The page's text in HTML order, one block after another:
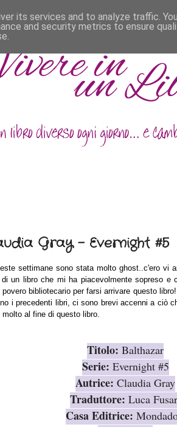
Gray - Evernight #5
settimane sono stata molto ghost..c'ero vi
un libro che mi ha piacevolmente sopreso e
bibliotecario per farsi arrivare questo
i precedenti libri, ci sono brevi accenni a ciò
molto al fine di questo libro.
Titolo: Balthazar
Serie: Evernight #5
Autrice: Claudia Gray
Traduttore: Luca
Casa Editrice:
its services and to analyze traffic.
and security metrics to ensure